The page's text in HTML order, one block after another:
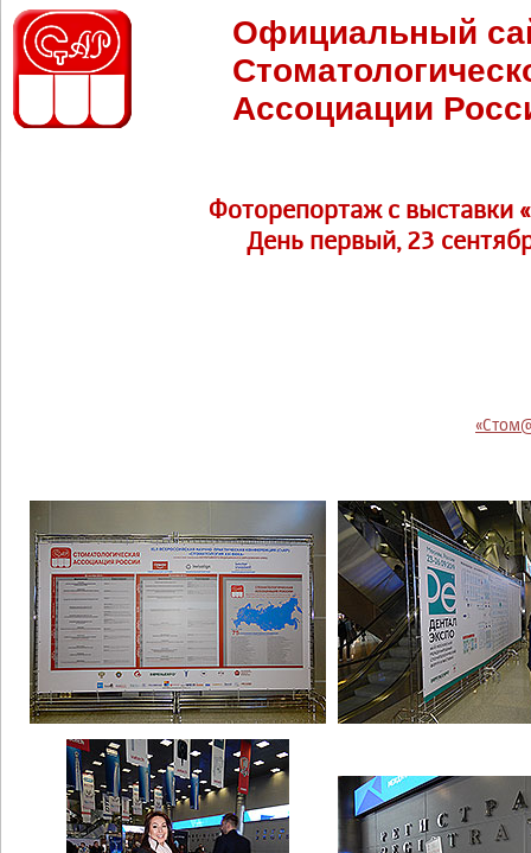
Официальный
Ассоциации
Фоторепортаж c выставки
День первый, 23